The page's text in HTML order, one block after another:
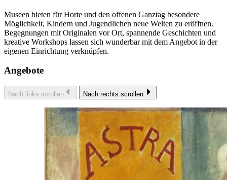
Museen bieten für Horte und den offenen Ganztag besondere
Möglichkeit, Kindern und Jugendlichen neue Welten zu eröffnen.
Begegnungen mit Originalen vor Ort, spannende Geschichten und
kreative Workshops lassen sich wunderbar mit dem Angebot in der
eigenen Einrichtung verknüpfen.
Angebote
Nach links scrollen Nach rechts scrollen